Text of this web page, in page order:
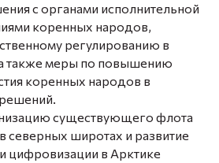
с органами исполнительной
коренных народов,
регулированию в
также меры по повышению
коренных народов в
существующего флота
северных широтах и развитие
цифровизации в Арктике